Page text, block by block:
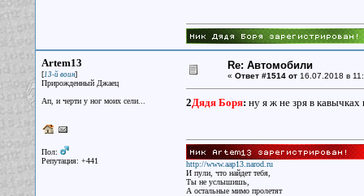
Artem13
[13-й воин]
Прирожденный Джаец
Ап, и черти у ног моих сели...
Пол:
Репутация: +441
Re: Автомобили
« Ответ #1514 от16.07.2018 в
2Дядя Боря: ну я ж не зря в кавычках
http://www.aap13.narod.ru
И пули, что найдет тебя,
Ты не услышишь,
А остальные мимо пролетят